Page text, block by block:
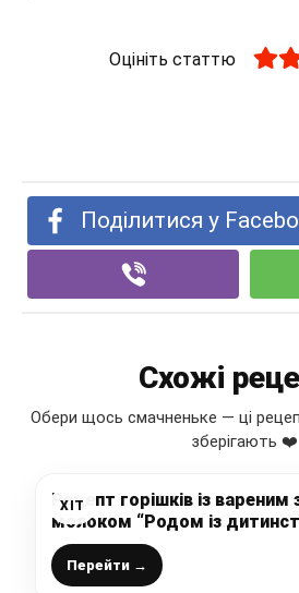
Оцініть статтю
Поділитися у
Схожі
Обери щось смачненьке — ці
зберігають ❤️
ХІТ
Рецепт горішків із
молоком “Родом із
Перейти →